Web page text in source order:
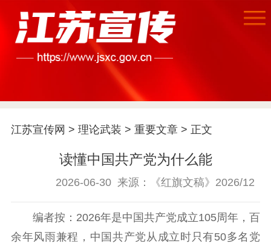
江苏宣传网 > 理论武装 > 重要文章> 正文
读懂中国共产党为什么能
2026-06-30 来源：《红旗文稿》2026/12
编者按：2026年是中国共产党成立105周年，百
余年风雨兼程，中国共产党从成立时只有50多名党